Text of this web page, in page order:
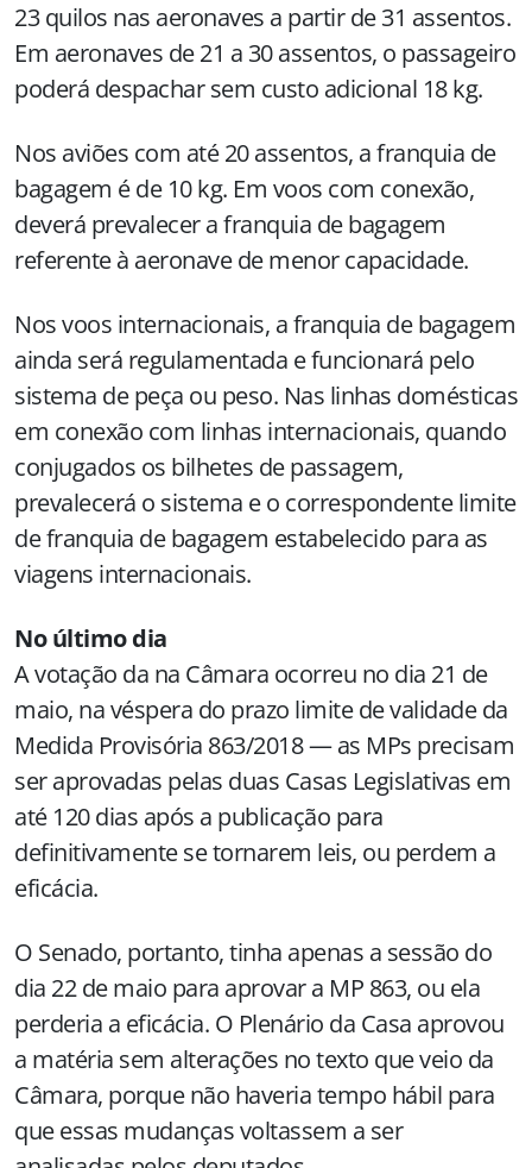
23 quilos nas aeronaves a partir de 31 assentos.
Em aeronaves de 21 a 30 assentos, o passageiro
poderá despachar sem custo adicional 18 kg.
Nos aviões com até 20 assentos, a franquia de
bagagem é de 10 kg. Em voos com conexão,
deverá prevalecer a franquia de bagagem
referente à aeronave de menor capacidade.
Nos voos internacionais, a franquia de bagagem
ainda será regulamentada e funcionará pelo
sistema de peça ou peso. Nas linhas domésticas
em conexão com linhas internacionais, quando
conjugados os bilhetes de passagem,
prevalecerá o sistema e o correspondente limite
de franquia de bagagem estabelecido para as
viagens internacionais.
No último dia
A votação da na Câmara ocorreu no dia 21 de
maio, na véspera do prazo limite de validade da
Medida Provisória 863/2018 — as MPs precisam
ser aprovadas pelas duas Casas Legislativas em
até 120 dias após a publicação para
definitivamente se tornarem leis, ou perdem a
eficácia.
O Senado, portanto, tinha apenas a sessão do
dia 22 de maio para aprovar a MP 863, ou ela
perderia a eficácia. O Plenário da Casa aprovou
a matéria sem alterações no texto que veio da
Câmara, porque não haveria tempo hábil para
que essas mudanças voltassem a ser